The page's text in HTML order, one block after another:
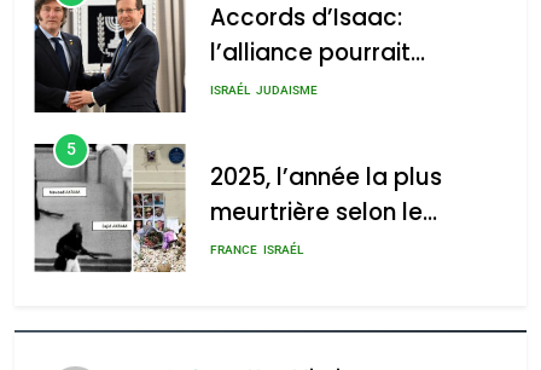
2025, l’année la plus
meurtrière selon le rapport
l’antisémitisme
admin 0
Accords d’Isaac:
l’alliance pourrait
s’étendre à 13 pays
ISRAÉL JUDAISME
5
2025, l’année la plus
meurtrière selon le
rapport d’ADL contre
FRANCE ISRAÉL
FIÈRE, DIGNE ET RÉSILIENTE :